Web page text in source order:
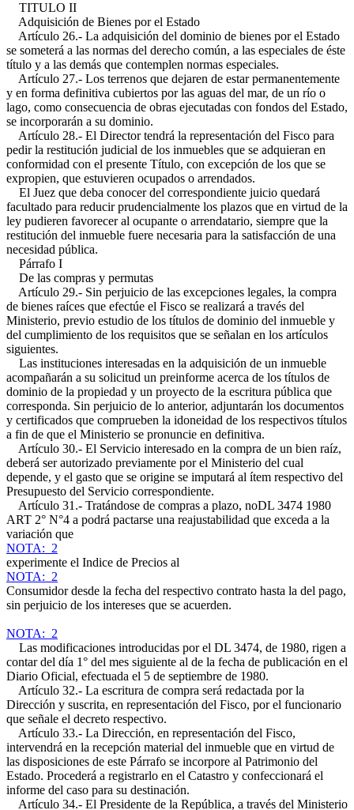
TITULO II
Adquisición de Bienes por el Estado
Artículo 26.- La adquisición del dominio de bienes por el Estado
se someterá a las normas del derecho común, a las especiales de éste
título y a las demás que contemplen normas especiales.
Artículo 27.- Los terrenos que dejaren de estar permanentemente
y en forma definitiva cubiertos por las aguas del mar, de un río o
lago, como consecuencia de obras ejecutadas con fondos del Estado,
se incorporarán a su dominio.
Artículo 28.- El Director tendrá la representación del Fisco para
pedir la restitución judicial de los inmuebles que se adquieran en
conformidad con el presente Título, con excepción de los que se
expropien, que estuvieren ocupados o arrendados.
El Juez que deba conocer del correspondiente juicio quedará
facultado para reducir prudencialmente los plazos que en virtud de la
ley pudieren favorecer al ocupante o arrendatario, siempre que la
restitución del inmueble fuere necesaria para la satisfacción de una
necesidad pública.
Párrafo I
De las compras y permutas
Artículo 29.- Sin perjuicio de las excepciones legales, la compra
de bienes raíces que efectúe el Fisco se realizará a través del
Ministerio, previo estudio de los títulos de dominio del inmueble y
del cumplimiento de los requisitos que se señalan en los artículos
siguientes.
Las instituciones interesadas en la adquisición de un inmueble
acompañarán a su solicitud un preinforme acerca de los títulos de
dominio de la propiedad y un proyecto de la escritura pública que
corresponda. Sin perjuicio de lo anterior, adjuntarán los documentos
y certificados que comprueben la idoneidad de los respectivos títulos
a fin de que el Ministerio se pronuncie en definitiva.
Artículo 30.- El Servicio interesado en la compra de un bien raíz,
deberá ser autorizado previamente por el Ministerio del cual
depende, y el gasto que se origine se imputará al ítem respectivo del
Presupuesto del Servicio correspondiente.
Artículo 31.- Tratándose de compras a plazo, noDL 3474 1980
ART 2° N°4 a podrá pactarse una reajustabilidad que exceda a la
variación que
NOTA: 2
experimente el Indice de Precios al
NOTA: 2
Consumidor desde la fecha del respectivo contrato hasta la del pago,
sin perjuicio de los intereses que se acuerden.
NOTA: 2
Las modificaciones introducidas por el DL 3474, de 1980, rigen a
contar del día 1° del mes siguiente al de la fecha de publicación en el
Diario Oficial, efectuada el 5 de septiembre de 1980.
Artículo 32.- La escritura de compra será redactada por la
Dirección y suscrita, en representación del Fisco, por el funcionario
que señale el decreto respectivo.
Artículo 33.- La Dirección, en representación del Fisco,
intervendrá en la recepción material del inmueble que en virtud de
las disposiciones de este Párrafo se incorpore al Patrimonio del
Estado. Procederá a registrarlo en el Catastro y confeccionará el
informe del caso para su destinación.
Artículo 34.- El Presidente de la República, a través del Ministerio